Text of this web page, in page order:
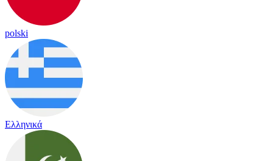
polski
Ελληνικά